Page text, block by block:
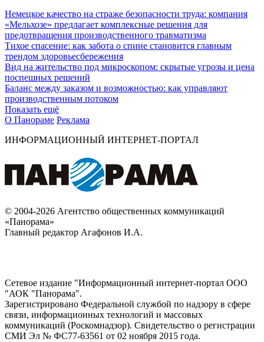
Немецкое качество на страже безопасности труда: компания
«Мельхозе» предлагает комплексные решения для
предотвращения производственного травматизма
Тихое спасение: как забота о спине становится главным
трендом здоровьесбережения
Вид на жительство под микроскопом: скрытые угрозы и цена
поспешных решений
Баланс между заказом и возможностью: как управляют
производственным потоком
Показать ещё
О Панораме Реклама
ИНФОРМАЦИОННЫЙ ИНТЕРНЕТ-ПОРТАЛ
© 2004-2026 Агентство общественных коммуникаций
«Панорама»
Главный редактор Агафонов И.А.
Сетевое издание "Информационный интернет-портал ООО
"АОК "Панорама".
Зарегистрировано Федеральной службой по надзору в сфере
связи, информационных технологий и массовых
коммуникаций (Роскомнадзор). Cвидетельство о регистрации
СМИ Эл № ФС77-63561 от 02 ноября 2015 года.